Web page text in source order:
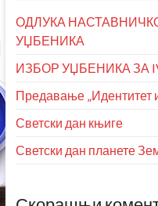
ОДЛУКА
УЏБЕНИКА
ИЗБОР УЏБЕНИКА ЗА
Предавање „Идентитет
Светски дан књиге
Светски дан планете